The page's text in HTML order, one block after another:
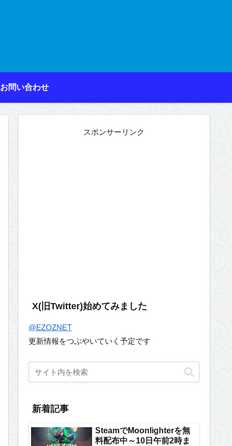
お問い合わせ
スポンサーリンク
X(旧Twitter)始めてみました
@EZOZNET
更新情報をつぶやいていく予定です
新着記事
SteamでMoonlighterを無
料配布中～10日午前2時ま